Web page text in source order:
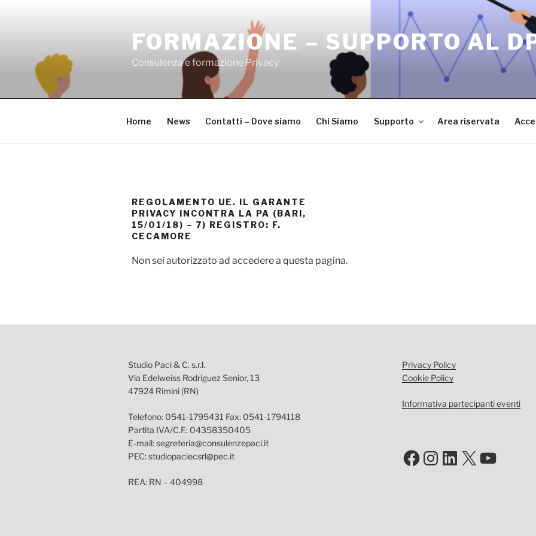
FORMAZIONE – SUPPORTO AL
Consulenza e formazione Privacy
Home News Contatti – Dove siamo Chi Siamo Supporto Area riservata
REGOLAMENTO UE. IL GARANTE
PRIVACY INCONTRA LA PA (BARI,
15/01/18) – 7) REGISTRO: F.
CECAMORE
Non sei autorizzato ad accedere a questa pagina.
Studio Paci & C. s.r.l.
Via Edelweiss Rodriguez Senior, 13
47924 Rimini (RN)
Telefono: 0541-1795431 Fax: 0541-1794118
Partita IVA/C.F.: 04358350405
E-mail: segreteria@consulenzepaci.it
PEC: studiopaciecsrl@pec.it
REA: RN – 404998
Privacy Policy
Cookie Policy
Informativa partecipanti eventi
Facebook
Instagram
LinkedIn
X